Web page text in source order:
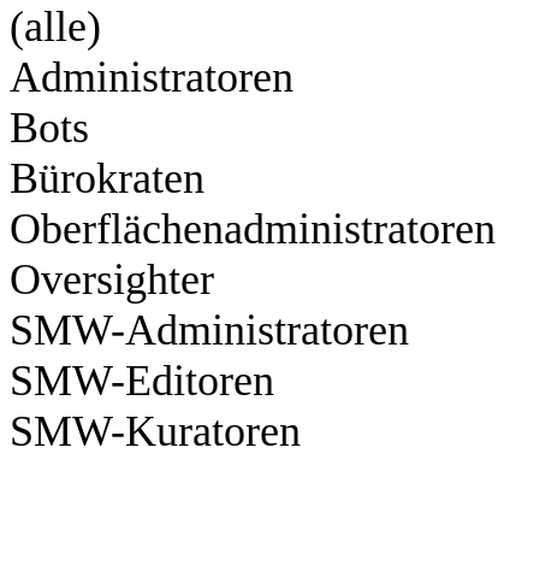
(alle)
Administratoren
Bots
Bürokraten
Oberflächenadministratoren
Oversighter
SMW-Administratoren
SMW-Editoren
SMW-Kuratoren